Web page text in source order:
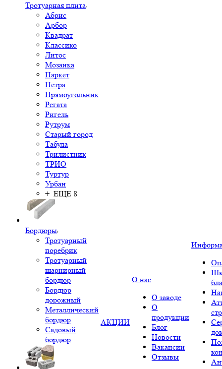
Тротуарная плита
Абрис
Арбор
Квадрат
Классико
Литос
Мозаика
Паркет
Петра
Прямоугольник
Регата
Ригель
Рутрум
Старый город
Табула
Трилистник
ТРИО
Туртур
Урбан
+ ЕЩЕ 8
Бордюры
Тротуарный
поребрик
Тротуарный
шарнирный
бордюр
Бордюр
дорожный
Металлический
бордюр
Садовый
бордюр
АКЦИИ
О нас
О заводе
О
продукции
Блог
Новости
Вакансии
Отзывы